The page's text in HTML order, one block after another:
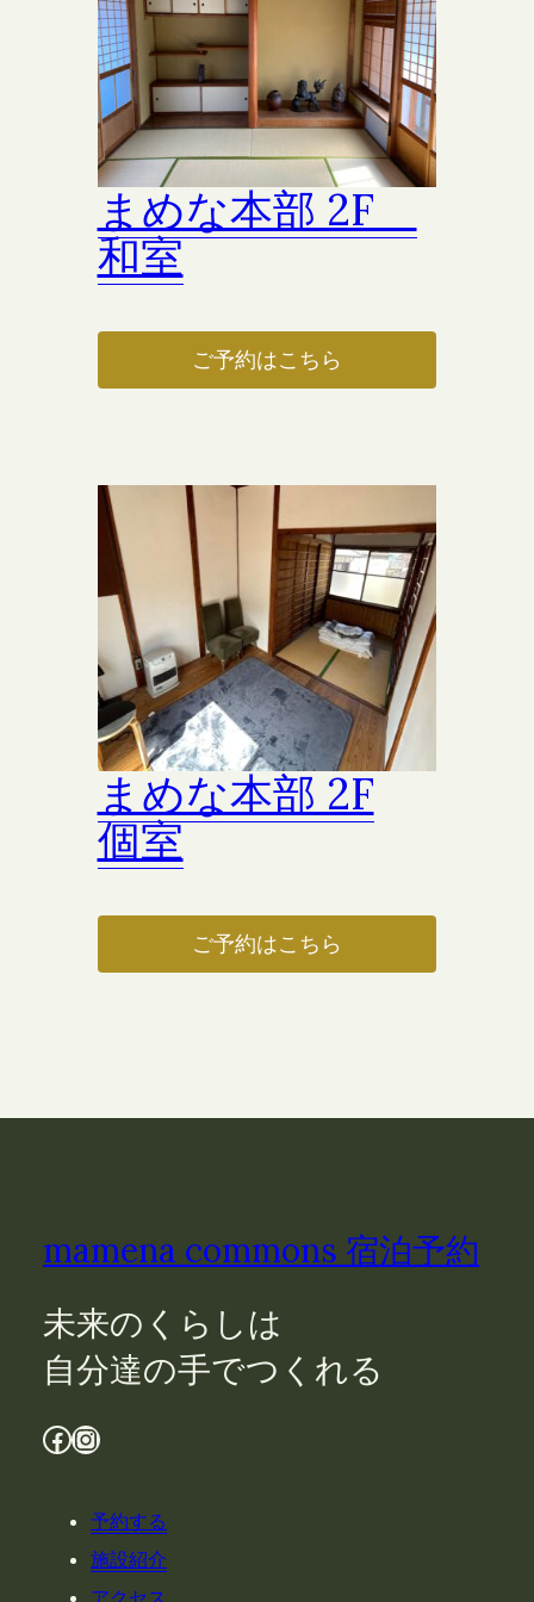
まめな本部 2F
和室
まめな本部 2F
個室
mamena commons 宿泊予約
未来のくらしは
自分達の手でつくれる
Facebook Instagram
予約する
施設紹介
アクセス